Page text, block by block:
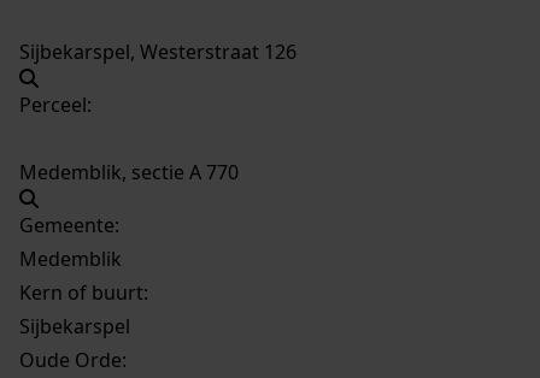
Sijbekarspel, Westerstraat 126
Perceel:
Medemblik, sectie A 770
Gemeente:
Medemblik
Kern of buurt:
Sijbekarspel
Oude Orde: